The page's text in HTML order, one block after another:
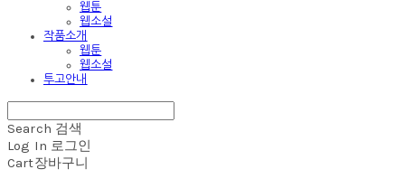
웹툰
웹소설
작품소개
웹툰
웹소설
투고안내
Search 검색
Log In 로그인
Cart장바구니